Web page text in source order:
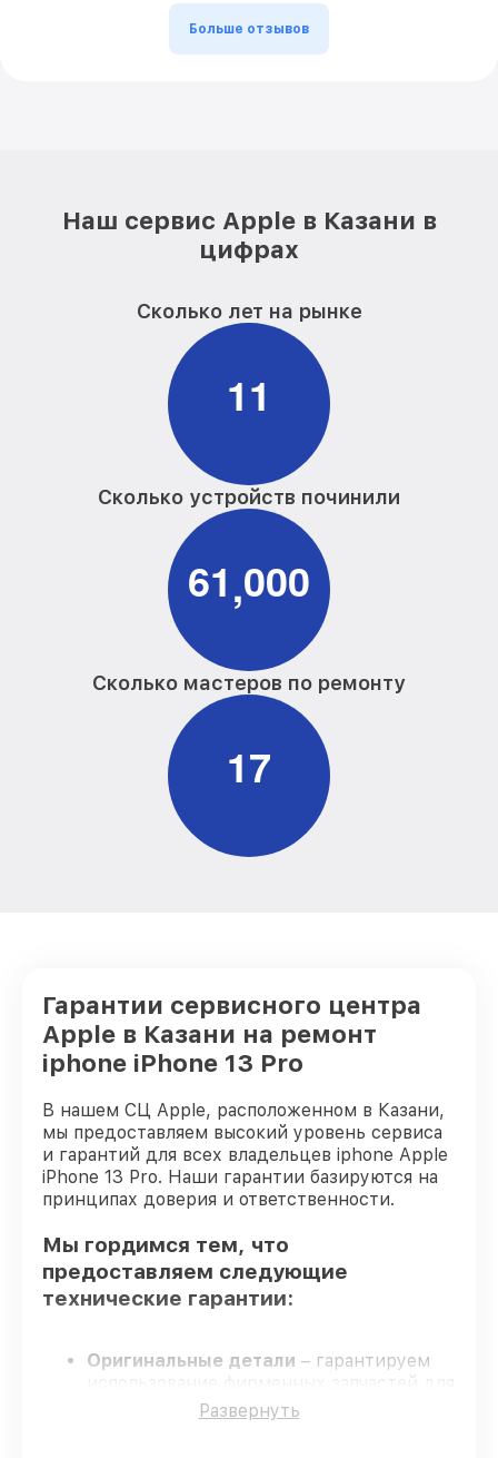
Больше отзывов
Наш сервис Apple в Казани в
цифрах
Сколько лет на рынке
11
Сколько устройств починили
61,000
Сколько мастеров по ремонту
17
Гарантии сервисного центра
Apple в Казани на ремонт
iphone iPhone 13 Pro
В нашем СЦ Apple, расположенном в Казани,
мы предоставляем высокий уровень сервиса
и гарантий для всех владельцев iphone Apple
iPhone 13 Pro. Наши гарантии базируются на
принципах доверия и ответственности.
Мы гордимся тем, что
предоставляем следующие
технические гарантии:
Оригинальные детали – гарантируем
Развернуть